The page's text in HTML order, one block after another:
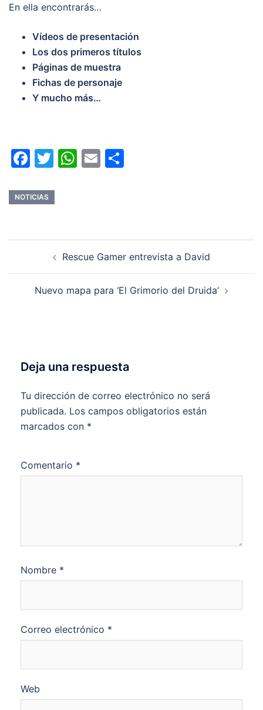
En ella encontrarás…
Vídeos de presentación
Los dos primeros títulos
Páginas de muestra
Fichas de personaje
Y mucho más…
Facebook
Twitter
WhatsApp
Email
NOTICIAS
entradas
Rescue Gamer entrevista a David
Nuevo mapa para ‘El Grimorio del Druida’
Deja una respuesta
Tu dirección de correo electrónico no será
publicada. Los campos obligatorios están
marcados con *
Comentario *
Nombre *
Correo electrónico *
Web